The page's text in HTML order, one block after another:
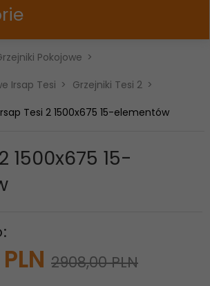
Pokojowe
Irsap Tesi
Grzejniki Tesi 2
Tesi 2 1500x675 15-elementów
1500x675 15-
PLN 2908,00 PLN